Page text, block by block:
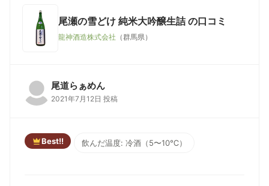
尾瀬の雪どけ 純米大吟醸生詰 の口コミ
龍神酒造株式会社 （群馬県）
尾道らぁめん
2021年7月12日 投稿
Best!! 飲んだ温度: 冷酒（5〜10℃）